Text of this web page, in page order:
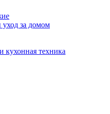
за домом
кухонная техника